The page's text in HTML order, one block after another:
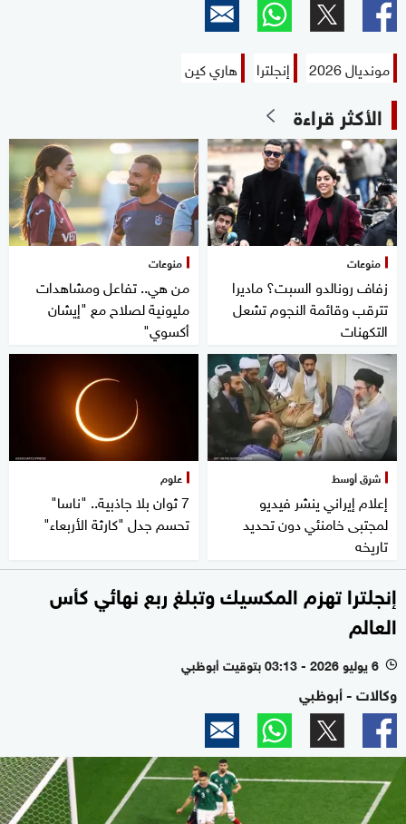
مونديال 2026 إنجلترا هاري كين
الأكثر قراءة
منوعات
زفاف رونالدو السبت؟ ماديرا
تترقب وقائمة النجوم تشعل
التكهنات
منوعات
من هي.. تفاعل ومشاهدات
مليونية لصلاح مع "إيشان
أكسوي"
شرق أوسط
إعلام إيراني ينشر فيديو
لمجتبى خامنئي دون تحديد
تاريخه
علوم
7 ثوان بلا جاذبية.. "ناسا"
تحسم جدل "كارثة الأربعاء"
إنجلترا تهزم المكسيك وتبلغ ربع نهائي كأس
العالم
l 6 يوليو 2026 - 03:13 بتوقيت أبوظبي
وكالات - أبوظبي